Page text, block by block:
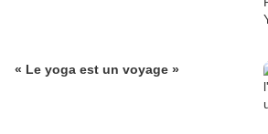
« Le yoga est un voyage »